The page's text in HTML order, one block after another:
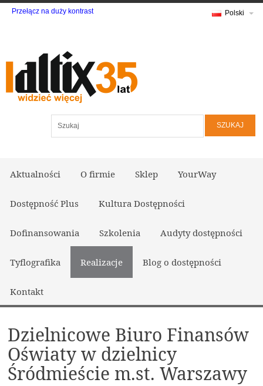
Przełącz na duży kontrast Polski
Aktualności O firmie Sklep YourWay
Dostępność Plus Kultura Dostępności
Dofinansowania Szkolenia Audyty dostępności
Tyflografika Realizacje Blog o dostępności
Kontakt
Dzielnicowe Biuro Finansów
Oświaty w dzielnicy
Śródmieście m.st. Warszawy